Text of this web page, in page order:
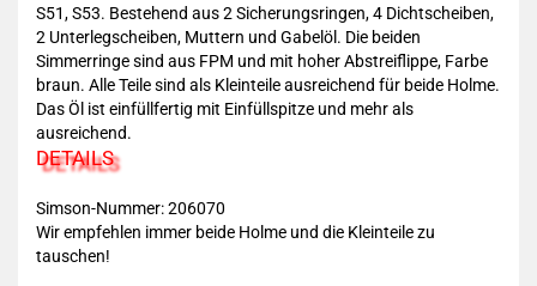
S51, S53. Bestehend aus 2 Sicherungsringen, 4 Dichtscheiben,
2 Unterlegscheiben, Muttern und Gabelöl. Die beiden
Simmerringe sind aus FPM und mit hoher Abstreiflippe, Farbe
braun. Alle Teile sind als Kleinteile ausreichend für beide Holme.
Das Öl ist einfüllfertig mit Einfüllspitze und mehr als
ausreichend.
DETAILS
Simson-Nummer:206070
Wir empfehlen immer beide Holme und die Kleinteile zu
tauschen!